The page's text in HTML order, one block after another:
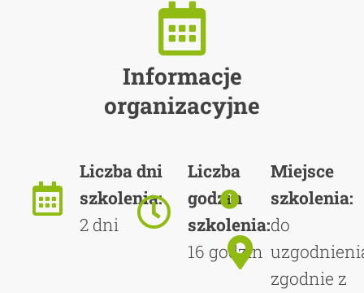
Informacje
organizacyjne
Liczba dni
szkolenia:
2 dni
Liczba
godzin
szkolenia:
16 godzin
Miejsce
szkolenia:
do
zgodnie z